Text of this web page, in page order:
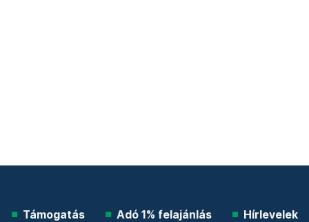
Támogatás Adó 1% felajánlás Hírlevelek